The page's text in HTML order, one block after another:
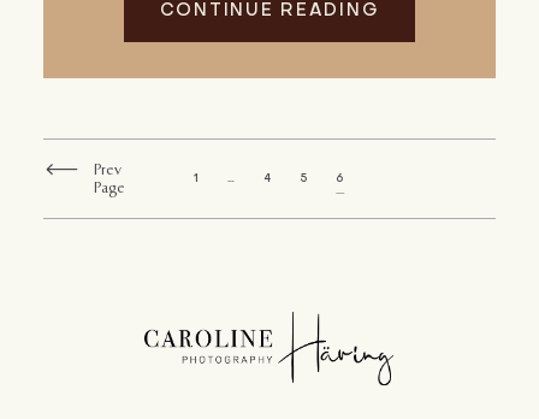
CONTINUE READING
Prev
Page
1 4 5 6